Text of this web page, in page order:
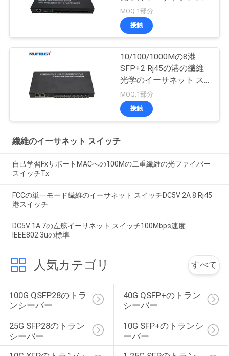
イッチ媒体のコンバータ
ー
MOQ:1部分
接触
10/100/1000Mの8港
SFP+2 Rj45の港の繊維
光学のイーサネット ス
イッチ媒体のコンバータ
ー
MOQ:1部分
接触
繊維のイーサネット スイッチ
自己学習FxサポートMACへの100Mの二重繊維の光ファイバー
スイッチTx
FCCの単一モード繊維のイーサネット スイッチDC5V 2A 8 Rj45
港スイッチ
DC5V 1A 7の左舷イーサネット スイッチ100Mbps速度
IEEE802.3uの標準
人気カテゴリ すべて
100G QSFP28のトラ
ンシーバー
40G QSFP+のトラン
シーバー
25G SFP28のトラン
シーバー
10G SFP+のトランシ
ーバー